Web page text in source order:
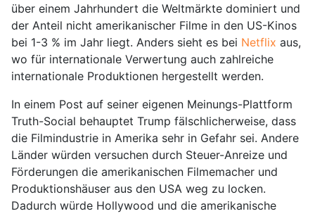
über einem Jahrhundert die Weltmärkte dominiert und
der Anteil nicht amerikanischer Filme in den US-Kinos
bei 1-3 % im Jahr liegt. Anders sieht es bei Netflix aus,
wo für internationale Verwertung auch zahlreiche
internationale Produktionen hergestellt werden.
In einem Post auf seiner eigenen Meinungs-Plattform
Truth-Social behauptet Trump fälschlicherweise, dass
die Filmindustrie in Amerika sehr in Gefahr sei. Andere
Länder würden versuchen durch Steuer-Anreize und
Förderungen die amerikanischen Filmemacher und
Produktionshäuser aus den USA weg zu locken.
Dadurch würde Hollywood und die amerikanische